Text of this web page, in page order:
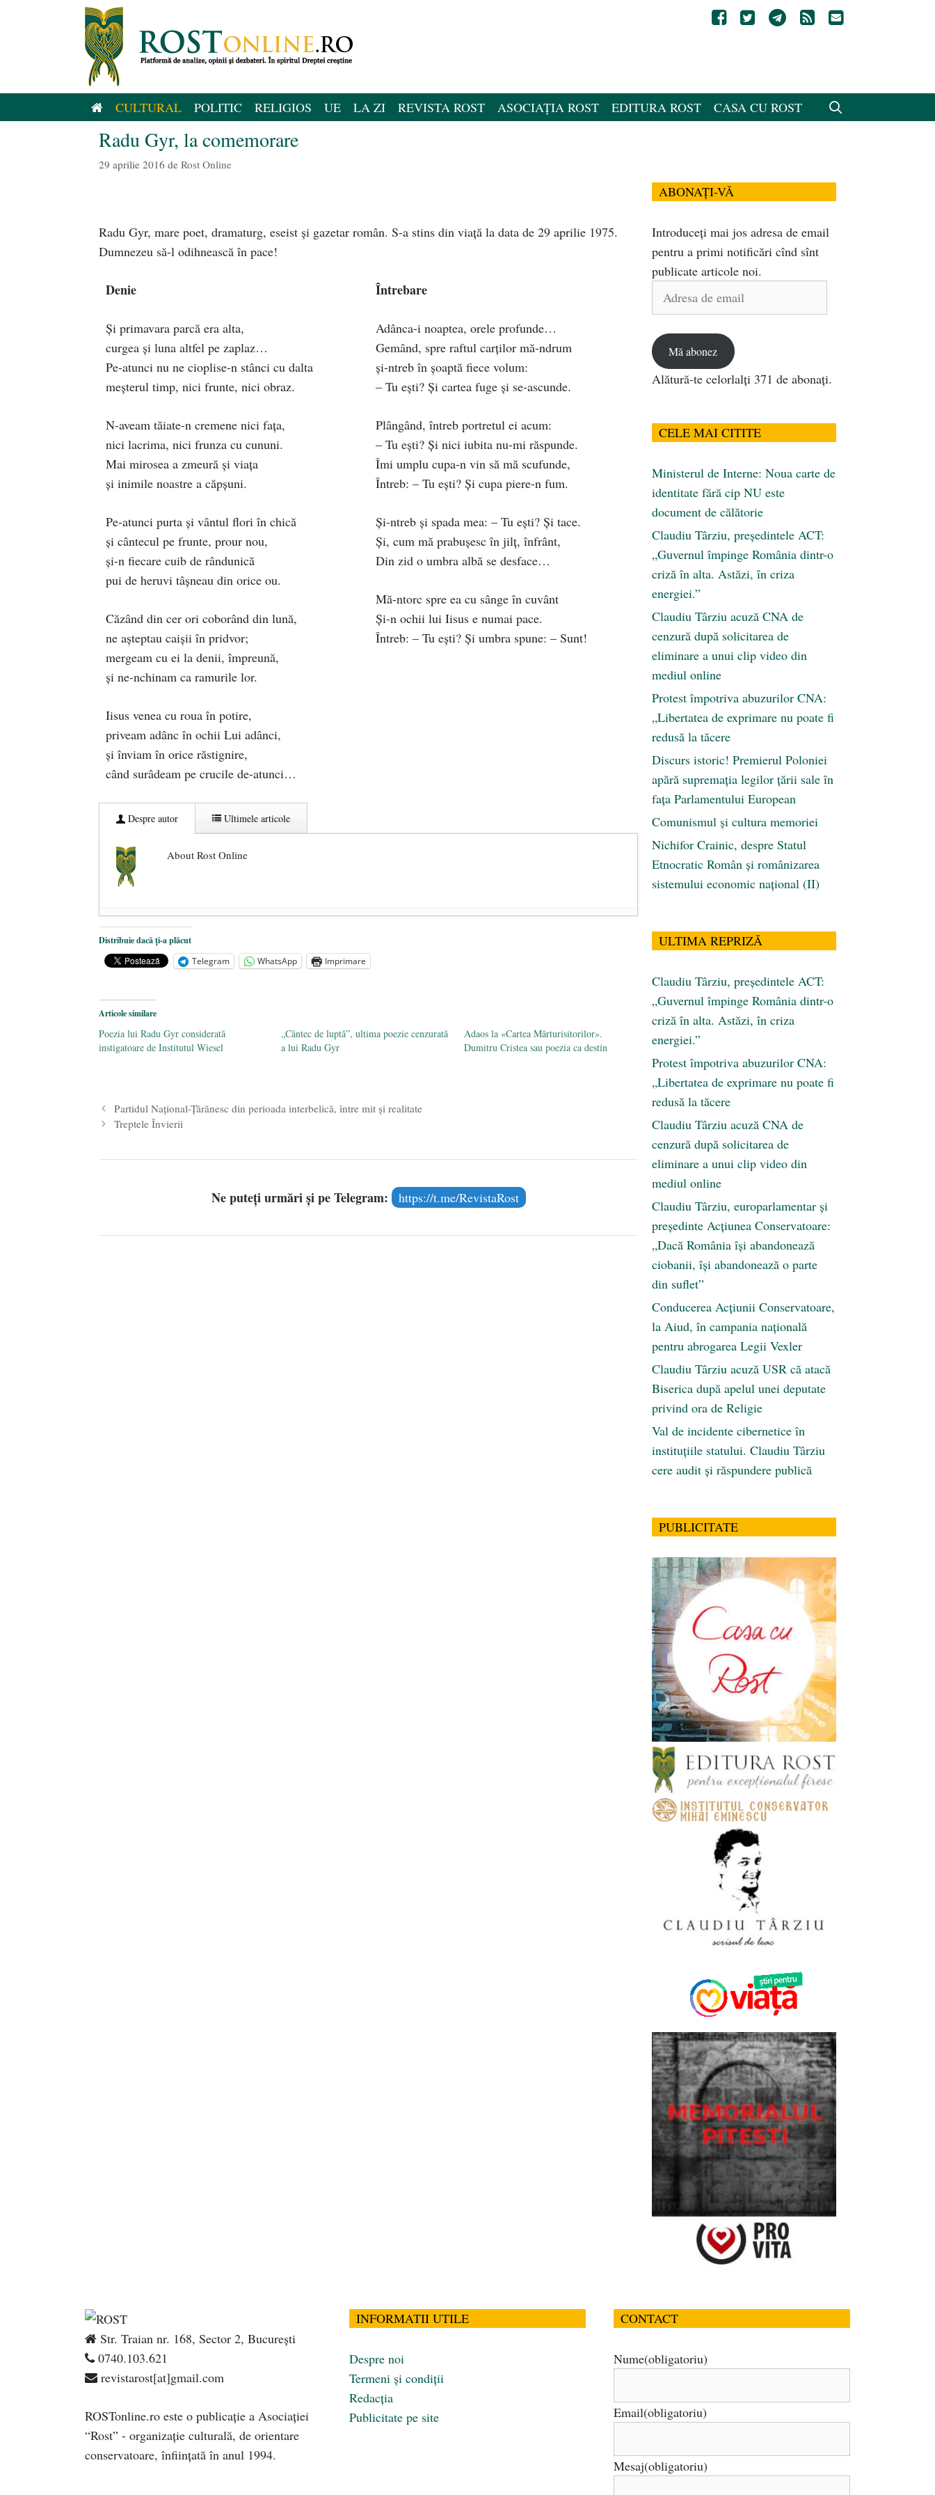
CULTURAL POLITIC RELIGIOS UE LA ZI REVISTA ROST ASOCIAȚIA ROST EDITURA ROST CASA CU ROST
Radu Gyr, la comemorare
29 aprilie 2016 de Rost Online
Radu Gyr, mare poet, dramaturg, eseist și gazetar român. S-a stins din viață la data de 29 aprilie 1975.
Dumnezeu să-l odihnească în pace!
Denie
Și primavara parcă era alta,
curgea și luna altfel pe zaplaz…
Pe-atunci nu ne cioplise-n stânci cu dalta
meșterul timp, nici frunte, nici obraz.
N-aveam tăiate-n cremene nici fața,
nici lacrima, nici frunza cu cununi.
Mai mirosea a zmeură și viața
și inimile noastre a căpșuni.
Pe-atunci purta și vântul flori în chică
și cântecul pe frunte, prour nou,
și-n fiecare cuib de rândunică
pui de heruvi tâșneau din orice ou.
Căzând din cer ori coborând din lună,
ne așteptau caișii în pridvor;
mergeam cu ei la denii, împreună,
și ne-nchinam ca ramurile lor.
Iisus venea cu roua în potire,
priveam adânc în ochii Lui adânci,
și înviam în orice răstignire,
când surâdeam pe crucile de-atunci…
Întrebare
Adânca-i noaptea, orele profunde…
Gemând, spre raftul carților mă-ndrum
și-ntreb în șoaptă fiece volum:
– Tu ești? Și cartea fuge și se-ascunde.
Plângând, întreb portretul ei acum:
– Tu ești? Și nici iubita nu-mi răspunde.
Îmi umplu cupa-n vin să mă scufunde,
Întreb: – Tu ești? Și cupa piere-n fum.
Și-ntreb și spada mea: – Tu ești? Și tace.
Și, cum mă prabușesc în jilț, înfrânt,
Din zid o umbra albă se desface…
Mă-ntorc spre ea cu sânge în cuvânt
Și-n ochii lui Iisus e numai pace.
Întreb: – Tu ești? Și umbra spune: – Sunt!
Despre autor Ultimele articole
About Rost Online
Dezvăluiri cutremurătoare despre președintele Ucrainei, Volodymyr Zelensky
Statul care servește Națiunea - 21 aprilie 2026
Legea Vexler produce efecte. Bustul poetului Octavian Goga, înlăturat din Iași
Distribuie dacă ți-a plăcut
Telegram
WhatsApp Imprimare
Articole similare
Poezia lui Radu Gyr considerată
instigatoare de Institutul Wiesel
„Cântec de luptă”, ultima poezie cenzurată
a lui Radu Gyr
Adaos la «Cartea Mărturisitorilor».
Dumitru Cristea sau poezia ca destin
Partidul Național-Țărănesc din perioada interbelică, între mit și realitate
Treptele Învierii
Ne puteți urmări și pe Telegram: https://t.me/RevistaRost
ABONAȚI-VĂ
Introduceți mai jos adresa de email
pentru a primi notificări cînd sînt
publicate articole noi.
Adresa
Mă abonez
Alătură-te celorlalți 371 de abonați.
CELE MAI CITITE
Ministerul de Interne: Noua carte de
identitate fără cip NU este
document de călătorie
Claudiu Târziu, președintele ACT:
„Guvernul împinge România dintr-o
criză în alta. Astăzi, în criza
energiei.”
Claudiu Târziu acuză CNA de
cenzură după solicitarea de
eliminare a unui clip video din
mediul online
Protest împotriva abuzurilor CNA:
„Libertatea de exprimare nu poate fi
redusă la tăcere
Discurs istoric! Premierul Poloniei
apără supremația legilor țării sale în
fața Parlamentului European
Comunismul şi cultura memoriei
Nichifor Crainic, despre Statul
Etnocratic Român şi românizarea
sistemului economic naţional (II)
ULTIMA REPRIZĂ
Claudiu Târziu, președintele ACT:
„Guvernul împinge România dintr-o
criză în alta. Astăzi, în criza
energiei.”
Protest împotriva abuzurilor CNA:
„Libertatea de exprimare nu poate fi
redusă la tăcere
Claudiu Târziu acuză CNA de
cenzură după solicitarea de
eliminare a unui clip video din
mediul online
Claudiu Târziu, europarlamentar și
președinte Acțiunea Conservatoare:
„Dacă România își abandonează
ciobanii, își abandonează o parte
din suflet”
Conducerea Acțiunii Conservatoare,
la Aiud, în campania națională
pentru abrogarea Legii Vexler
Claudiu Târziu acuză USR că atacă
Biserica după apelul unei deputate
privind ora de Religie
Val de incidente cibernetice în
instituțiile statului. Claudiu Târziu
cere audit și răspundere publică
PUBLICITATE
Str. Traian nr. 168, Sector 2, București
0740.103.621
revistarost[at]gmail.com
ROSTonline.ro este o publicaţie a Asociaţiei
“Rost” - organizaţie culturală, de orientare
conservatoare, înfiinţată în anul 1994.
INFORMATII UTILE
Despre noi
Termeni și condiții
Redacția
Publicitate pe site
CONTACT
Nume(obligatoriu)
Email(obligatoriu)
Mesaj(obligatoriu)